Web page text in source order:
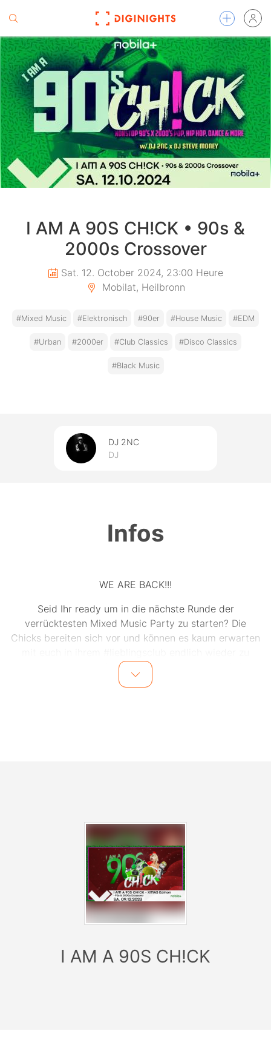
I AM A 90S CH!CK • 90s &
2000s Crossover
Sat. 12. October 2024, 23:00 Heure
Mobilat, Heilbronn
#Mixed Music #Elektronisch #90er #House Music #EDM
#Urban #2000er #Club Classics #Disco Classics
#Black Music
DJ 2NC
DJ
Infos
WE ARE BACK!!!
Seid Ihr ready um in die nächste Runde der
verrücktesten Mixed Music Party zu starten? Die
Chicks bereiten sich vor und können es kaum erwarten
eskalieren. Auch im Oktober heißt es wieder „WO SIND
DIE HÄNDEEEEEEE?!“.
HEILBRONN - SEID IHR BEREIT FÜR DEN NÄCHSTEN
90S & 2000S CROSSOVER ABRIZZ?
Denn es ist wieder soweit … die 90s Chicks sind on
dem Motto “ES ESKALIERT EH!” pilgern sie in
Heilbronns #lieblingsclub, dem Mobilat, um mit euch zu
I AM A 90S CH!CK